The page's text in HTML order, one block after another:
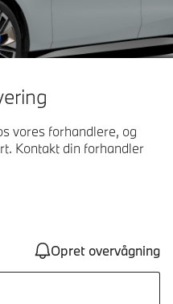
vores forhandlere, og
Kontakt din forhandler
Opret overvågning